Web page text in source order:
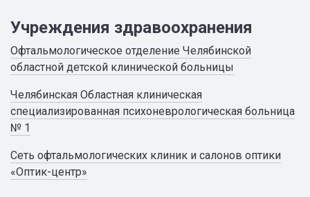
Учреждения здравоохранения
Офтальмологическое отделение Челябинской
областной детской клинической больницы
Челябинская Областная клиническая
специализированная психоневрологическая больница
№ 1
Сеть офтальмологических клиник и салонов оптики
«Оптик-центр»